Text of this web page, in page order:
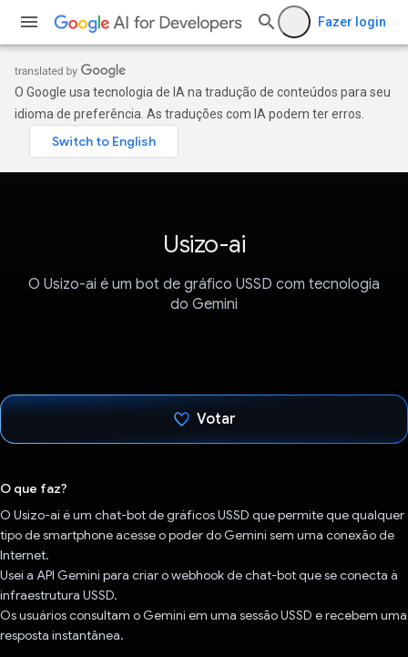
Fazer login
O Google usa tecnologia de IA na tradução de conteúdos para seu
idioma de preferência. As traduções com IA podem ter erros.
Usizo-ai
O Usizo-ai é um bot de gráfico USSD com tecnologia
do Gemini
Votar
O que faz?
O Usizo-ai é um chat-bot de gráficos USSD que permite que qualquer
tipo de smartphone acesse o poder do Gemini sem uma conexão de
Internet.
Usei a API Gemini para criar o webhook de chat-bot que se conecta à
infraestrutura USSD.
Os usuários consultam o Gemini em uma sessão USSD e recebem uma
resposta instantânea.